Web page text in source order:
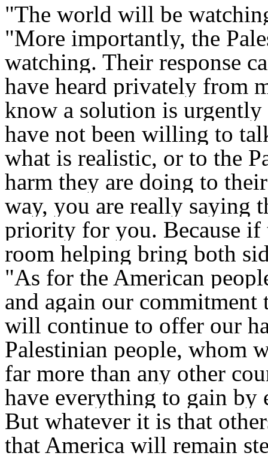
"The world will be
"More importantly, the
watching. Their response
have heard privately from
know a solution is
have not been willing to
what is realistic, or to the
harm they are doing to
way, you are really saying
priority for you. Because
room helping bring both
"As for the American
and again our commitment
will continue to offer our
Palestinian people, whom
far more than any other
have everything to gain by
But whatever it is that
that America will remain